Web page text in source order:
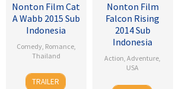
Nonton Film Cat
A Wabb 2015 Sub
Indonesia
Comedy, Romance,
Thailand
4
Nareubadee
TRAILER
Nonton Film
Falcon Rising
2014 Sub
Indonesia
Action,Adventure,
USA